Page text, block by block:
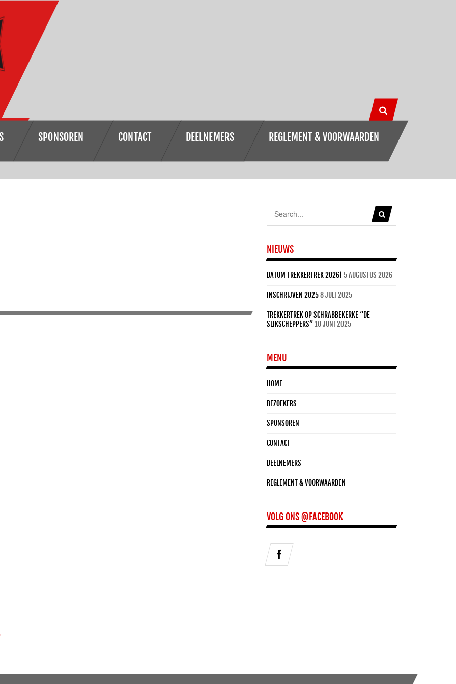
SPONSOREN CONTACT DEELNEMERS REGLEMENT & VOORWAARDEN
NIEUWS
DATUM TREKKERTREK 2026! 5 AUGUSTUS 2026
INSCHRIJVEN 20258 JULI 2025
TREKKERTREK OP SCHRABBEKERKE “DE
SLIKSCHEPPERS”10 JUNI 2025
MENU
HOME
BEZOEKERS
SPONSOREN
CONTACT
DEELNEMERS
REGLEMENT & VOORWAARDEN
VOLG ONS @FACEBOOK